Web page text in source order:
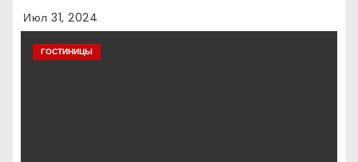
Июл 31, 2024
ГОСТИНИЦЫ